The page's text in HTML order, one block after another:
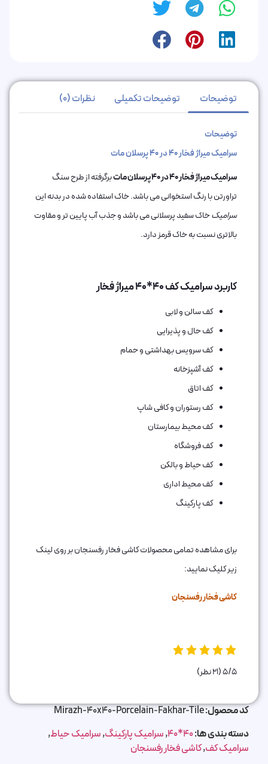
توضیحات توضیحات تکمیلی نظرات (0)
توضیحات
سرامیک میراژ فخار 40 در 40 پرسلان مات
سرامیک میراژ فخار 40 در 40 پرسلان مات
برگرفته از طرح سنگ
تراورتن با رنگ استخوانی می باشد. خاک استفاده شده در بدنه این
سرامیکخاک سفید پرسلانی می باشد و جذب آب پایین تر و مقاوت
بالاتری نسبت به خاک قرمز دارد.
کاربرد سرامیک کف 40*40 میراژ فخار
کف سالن و لابی
کف حال و پذیرایی
کف سرویس بهداشتی و حمام
کف آشپزخانه
کف اتاق‌
کف رستوران و کافی شاپ
کف محیط بیمارستان
کف فروشگاه
کف حیاط و بالکن
کف محیط اداری
کف پارکینگ
برای مشاهده تمامی محصولات کاشی فخار رفسنجان بر روی لینک
زیر کلیک نمایید:
کاشی فخار رفسنجان
5/5(21 نظر)
کد محصول:Mirazh-40x40-Porcelain-Fakhar-Tile
دسته بندی ها:40*40
,سرامیک پارکینگ,سرامیک حیاط,
سرامیک کف,کاشی فخار رفسنجان